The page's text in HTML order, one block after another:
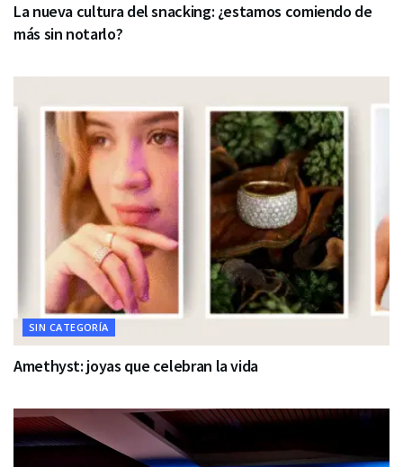
La nueva cultura del snacking: ¿estamos comiendo de
más sin notarlo?
SIN CATEGORÍA
Amethyst: joyas que celebran la vida